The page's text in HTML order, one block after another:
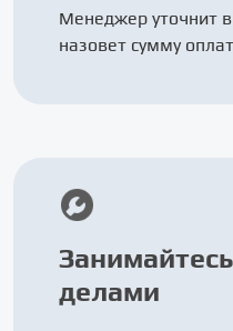
Менеджер уточнит
назовет сумму
делами